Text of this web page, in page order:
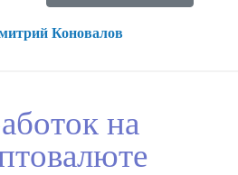
Коновалов
на